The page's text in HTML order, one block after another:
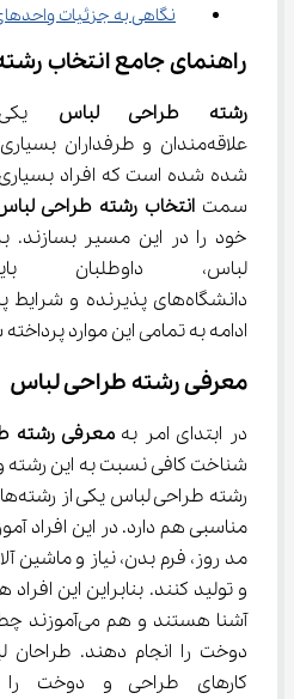
نگاهی به جزئیات
راهنمای جامع انتخاب
رشته طراحی لباس
علاقه‌مندان و طرفداران
شده شده است که افراد بسیاری
سمت انتخاب رشته طراحی
خود را در این مسیر بسازند.
لباس،
دانشگاه‌های پذیرنده و
ادامه به تمامی این موارد
معرفی رشته طراحی لباس
در ابتدای امر به معرفی رشته
شناخت کافی نسبت به این رشته و
مد روز، فرم بدن، نیاز و ماشین
و تولید کنند. بنابراین این
آشنا هستند و
دوخت را انجام دهند. طراحان